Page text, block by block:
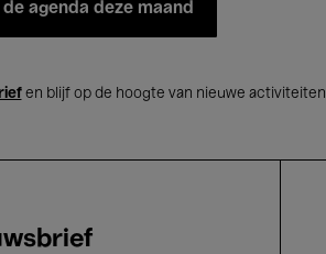
de agenda deze maand
en blijf op de hoogte van nieuwe activiteiten